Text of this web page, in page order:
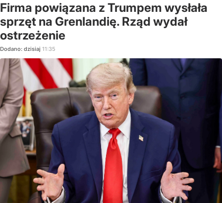
Firma powiązana z Trumpem wysłała
sprzęt na Grenlandię. Rząd wydał
ostrzeżenie
Dodano: dzisiaj 11:35